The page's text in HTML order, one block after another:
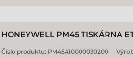
HONEYWELL PM45 TISKÁRNA
Číslo produktu: PM45A10000030200